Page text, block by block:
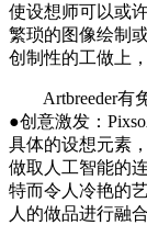
使设想师可以或
繁琐的图像绘制
创制性的工做上
Artbreeder有免
●创意激发：
具体的设想元素
做取人工智能的
特而令人冷艳的
人的做品进行融